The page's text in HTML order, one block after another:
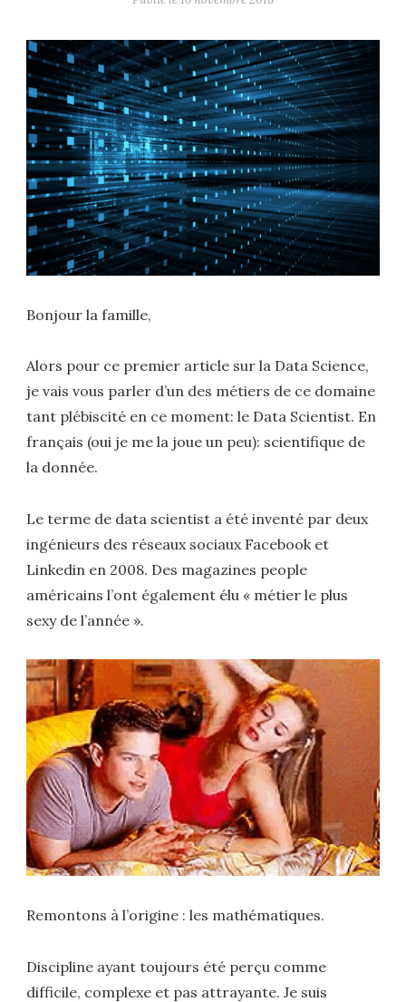
Bonjour la famille,
Alors pour ce premier article sur la Data Science,
je vais vous parler d’un des métiers de ce domaine
tant plébiscité en ce moment: le Data Scientist. En
français (oui je me la joue un peu): scientifique de
la donnée.
Le terme de data scientist a été inventé par deux
ingénieurs des réseaux sociaux Facebook et
Linkedin en 2008. Des magazines people
américains l’ont également élu « métier le plus
sexy de l’année ».
Remontons à l’origine : les mathématiques.
Discipline ayant toujours été perçu comme
difficile, complexe et pas attrayante. Je suis